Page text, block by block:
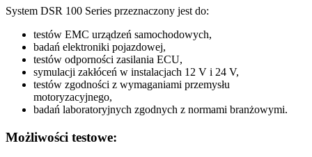
System DSR 100 Series przeznaczony jest do:
testów EMC urządzeń samochodowych,
badań elektroniki pojazdowej,
testów odporności zasilania ECU,
symulacji zakłóceń w instalacjach 12 V i 24 V,
testów zgodności z wymaganiami przemysłu
motoryzacyjnego,
badań laboratoryjnych zgodnych z normami branżowymi.
Możliwości testowe: